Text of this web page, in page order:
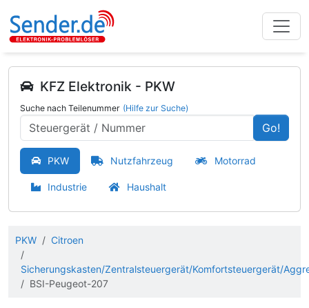
KFZ Elektronik - PKW
Suche nach Teilenummer (Hilfe zur Suche)
Go!
PKW Nutzfahrzeug Motorrad
Industrie Haushalt
PKW Citroen
Sicherungskasten/Zentralsteuergerät/Komfortsteuergerät/
BSI-Peugeot-207